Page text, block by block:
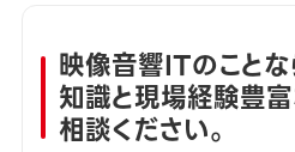
映像音響ITのことな
知識と現場経験豊
相談ください。